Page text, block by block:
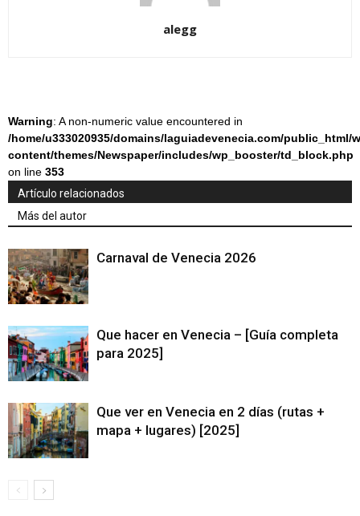
alegg
Warning: A non-numeric value encountered in
/home/u333020935/domains/laguiadevenecia.com/public_html/
content/themes/Newspaper/includes/wp_booster/td_block.php
on line 353
Artículo relacionados
Más del autor
Carnaval de Venecia 2026
Que hacer en Venecia – [Guía completa
para 2025]
Que ver en Venecia en 2 días (rutas +
mapa + lugares) [2025]